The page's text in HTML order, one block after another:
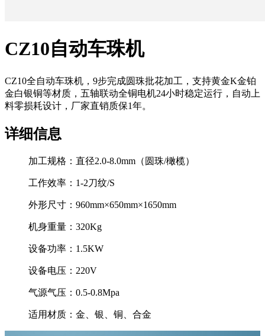
CZ10自动车珠机
CZ10全自动车珠机，9步完成圆珠批花加工，支持黄金K金铂
金白银铜等材质，五轴联动全铜电机24小时稳定运行，自动上
料零损耗设计，厂家直销质保1年。
详细信息
加工规格： 直径2.0-8.0mm（圆珠/橄榄）
工作效率： 1-2刀纹/S
外形尺寸： 960mm×650mm×1650mm
机身重量： 320Kg
设备功率： 1.5KW
设备电压： 220V
气源气压： 0.5-0.8Mpa
适用材质： 金、银、铜、合金